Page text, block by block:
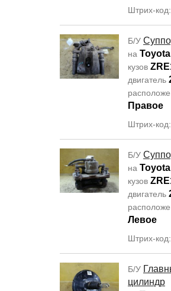
Штрих-
Б/У
на
кузов
двигатель
Правое
Штрих-
Б/У
на
кузов
двигатель
Левое
Штрих-
Б/У
цилиндр